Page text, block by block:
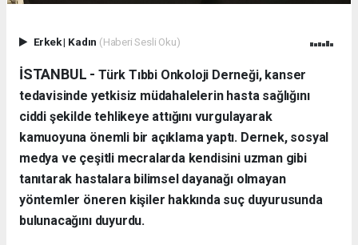
Erkek| Kadın (Haberi Sesli Oku)
İSTANBUL - Türk Tıbbi Onkoloji Derneği, kanser
tedavisinde yetkisiz müdahalelerin hasta sağlığını
ciddi şekilde tehlikeye attığını vurgulayarak
kamuoyuna önemli bir açıklama yaptı. Dernek, sosyal
medya ve çeşitli mecralarda kendisini uzman gibi
tanıtarak hastalara bilimsel dayanağı olmayan
yöntemler öneren kişiler hakkında suç duyurusunda
bulunacağını duyurdu.